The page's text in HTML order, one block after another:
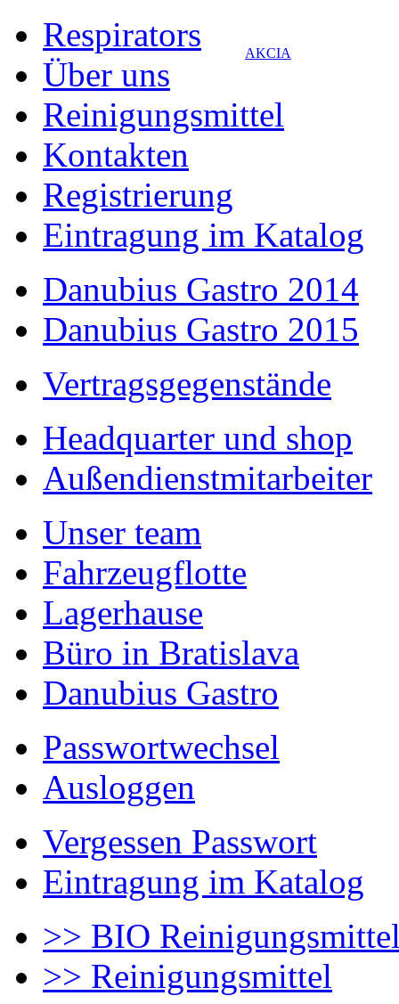
AKCIA
Respirators
Über uns
Reinigungsmittel
Kontakten
Registrierung
Eintragung im Katalog
Danubius Gastro 2014
Danubius Gastro 2015
Vertragsgegenstände
Headquarter und shop
Außendienstmitarbeiter
Unser team
Fahrzeugflotte
Lagerhause
Büro in Bratislava
Danubius Gastro
Passwortwechsel
Ausloggen
Vergessen Passwort
Eintragung im Katalog
>> BIO
>> Reinigungsmittel